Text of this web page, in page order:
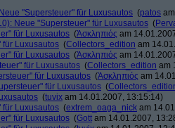
"Supersteuer" für Luxusautos (patos
Neue "Supersteuer" für Luxusautos (
für Luxusautos (Ἀσκληπιός am
für Luxusautos (Collectors_edition am
für Luxusautos (Ἀσκληπιός am
für Luxusautos (Collectors_edition am
für Luxusautos (Ἀσκληπιός am
für Luxusautos (
(tuvix am 14.01.2007, 13:15:14)
für Luxusautos (extrem_oaga_nick am
für Luxusautos (Gott am 14.01.2007,